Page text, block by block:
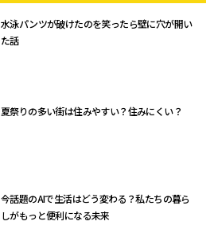
水泳パンツが破けたのを笑ったら壁に穴が開い
た話
夏祭りの多い街は住みやすい？住みにくい？
今話題のAIで生活はどう変わる？私たちの暮ら
しがもっと便利になる未来